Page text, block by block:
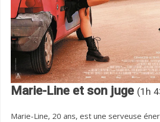
Marie-Line et son juge (1h
Marie-Line, 20 ans, est une serveuse